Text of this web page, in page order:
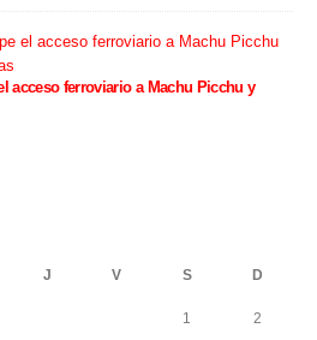
acceso ferroviario a Machu Picchu y
J V S D
1 2